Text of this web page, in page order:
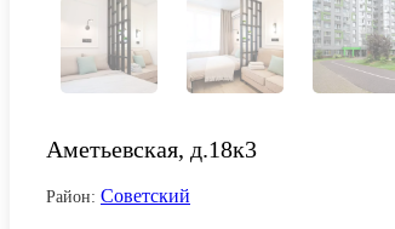
Аметьевская, д.18к3
Район: Советский